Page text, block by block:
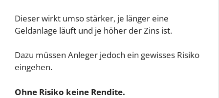
Dieser wirkt umso stärker, je länger eine
Geldanlage läuft und je höher der Zins ist.
Dazu müssen Anleger jedoch ein gewisses Risiko
eingehen.
Ohne Risiko keine Rendite.